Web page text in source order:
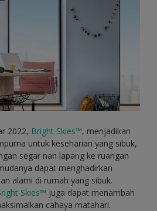
2022, Bright Skies™, menjadikan
untuk keseharian yang sibuk,
segar nan lapang ke ruangan
dapat menghadirkan
alami di rumah yang sibuk.
Skies™ juga dapat menambah
cahaya matahari.